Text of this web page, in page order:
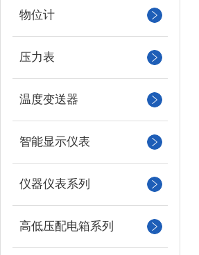
物位计
压力表
温度变送器
智能显示仪表
仪器仪表系列
高低压配电箱系列